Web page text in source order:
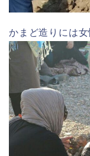
かまど造りには